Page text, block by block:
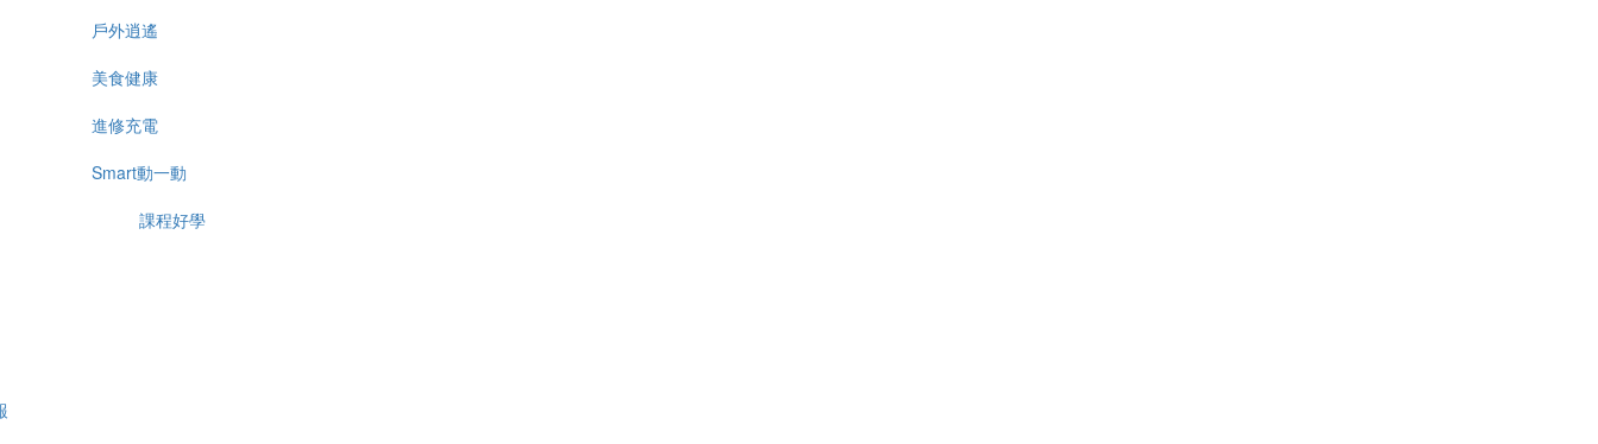
戶外逍遙
美食健康
進修充電
Smart動一動
課程好學